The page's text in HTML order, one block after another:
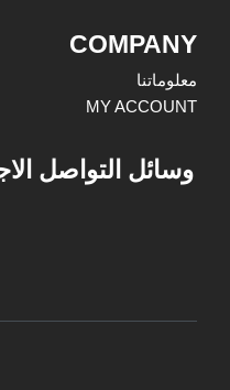
COMPANY
معلوماتنا
MY ACCOUNT
وسائل التواصل